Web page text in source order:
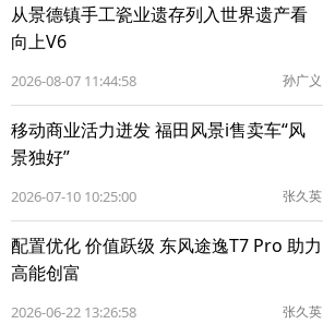
从景德镇手工瓷业遗存列入世界遗产看
向上V6
2026-08-07 11:44:58 孙广义
移动商业活力迸发 福田风景i售卖车“风
景独好”
2026-07-10 10:25:00 张久英
配置优化 价值跃级 东风途逸T7 Pro 助力
高能创富
2026-06-22 13:26:58 张久英